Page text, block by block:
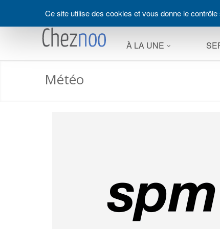
À LA UNE
Météo
Ce site utilise des cookies et vous donne le